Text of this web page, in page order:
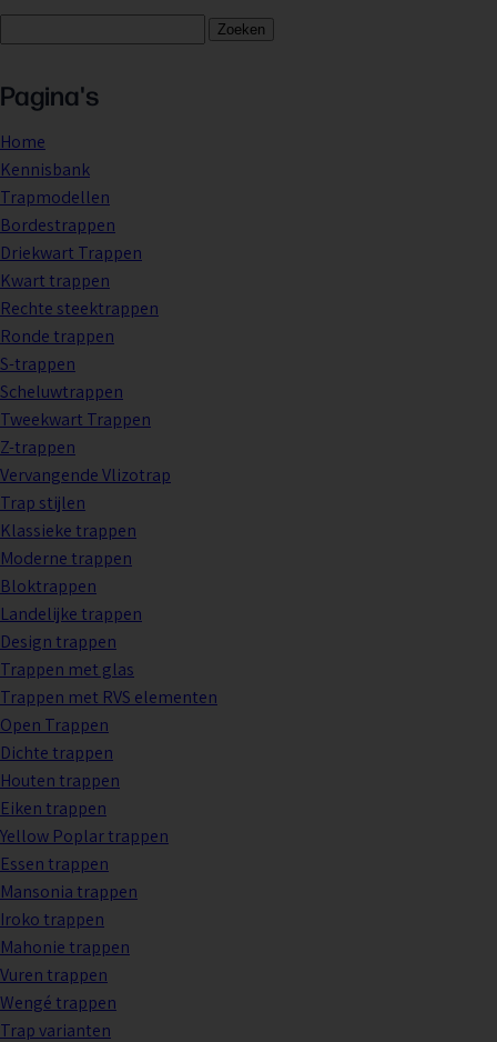
Pagina's
Home
Kennisbank
Trapmodellen
Bordestrappen
Driekwart Trappen
Kwart trappen
Rechte steektrappen
Ronde trappen
S-trappen
Scheluwtrappen
Tweekwart Trappen
Z-trappen
Vervangende Vlizotrap
Trap stijlen
Klassieke trappen
Moderne trappen
Bloktrappen
Landelijke trappen
Design trappen
Trappen met glas
Trappen met RVS elementen
Open Trappen
Dichte trappen
Houten trappen
Eiken trappen
Yellow Poplar trappen
Essen trappen
Mansonia trappen
Iroko trappen
Mahonie trappen
Vuren trappen
Wengé trappen
Trap varianten